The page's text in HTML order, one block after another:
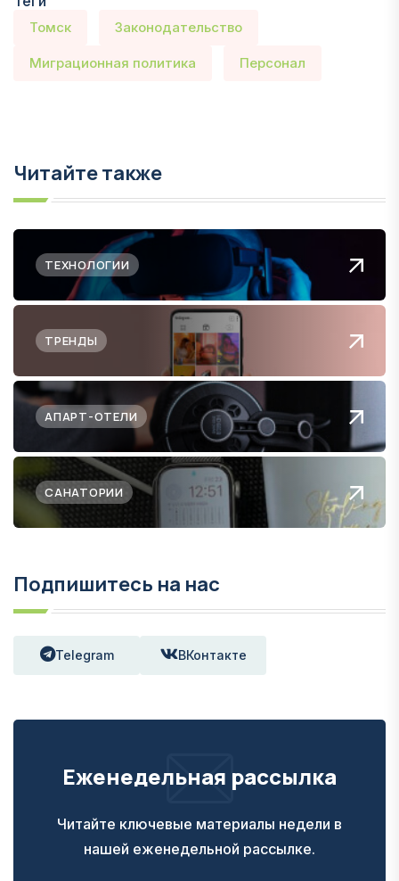
Томск Законодательство
Миграционная политика Персонал
Читайте также
ТЕХНОЛОГИИ
ТРЕНДЫ
АПАРТ-ОТЕЛИ
САНАТОРИИ
Подпишитесь на нас
Telegram ВКонтакте
Еженедельная рассылка
Читайте ключевые материалы недели в
нашей еженедельной рассылке.